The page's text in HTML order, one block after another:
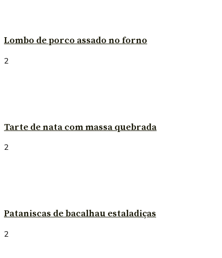
Lombo de porco assado no forno
2
Tarte de nata com massa quebrada
2
Pataniscas de bacalhau estaladiças
2